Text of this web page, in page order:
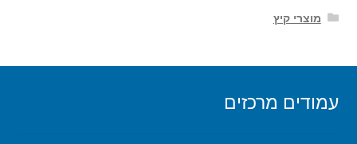
מוצרי קיץ
עמודים מרכזים